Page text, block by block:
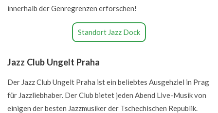
innerhalb der Genregrenzen erforschen!
Standort Jazz Dock
Jazz Club Ungelt Praha
Der Jazz Club Ungelt Praha ist ein beliebtes Ausgehziel in Prag
für Jazzliebhaber. Der Club bietet jeden Abend Live-Musik von
einigen der besten Jazzmusiker der Tschechischen Republik.